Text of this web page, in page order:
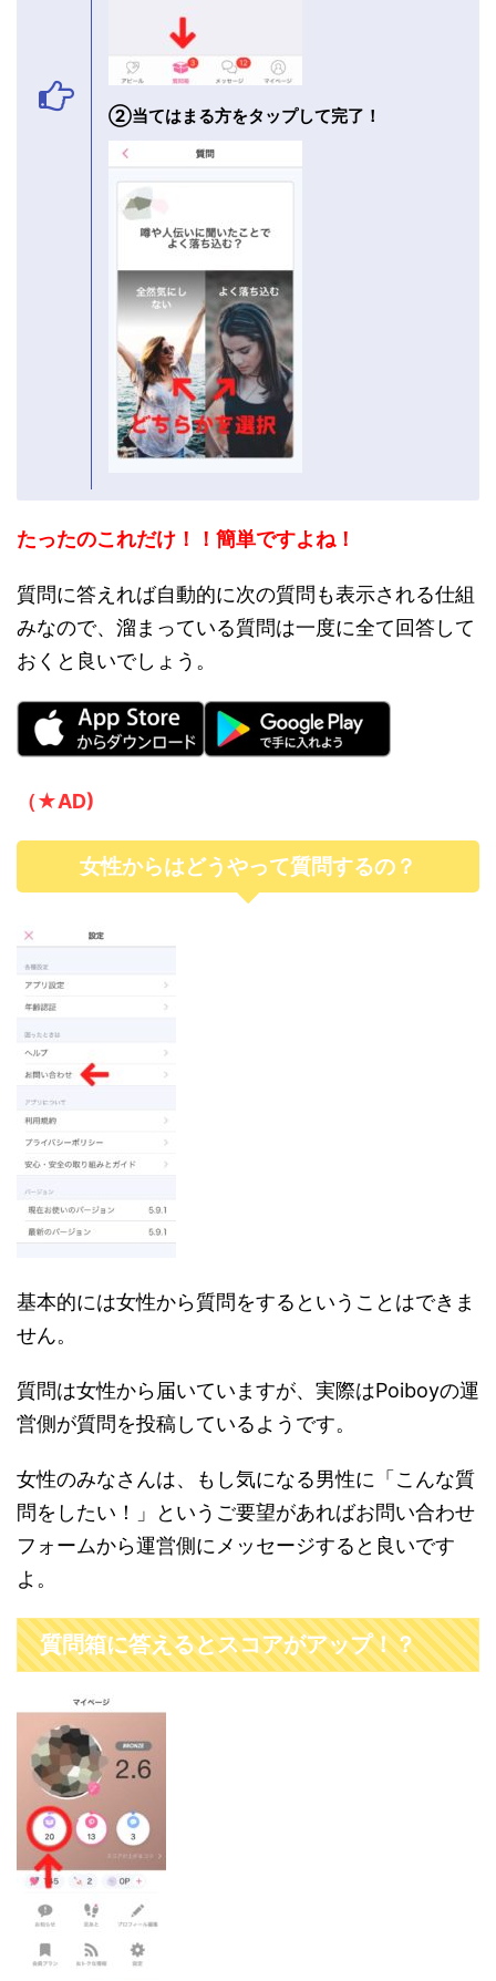
②当てはまる方をタップして完了！
たったのこれだけ！！簡単ですよね！
質問に答えれば自動的に次の質問も表示される仕組
みなので、溜まっている質問は一度に全て回答して
おくと良いでしょう。
（★AD)
女性からはどうやって質問するの？
基本的には女性から質問をするということはできま
せん。
質問は女性から届いていますが、実際はPoiboyの運
営側が質問を投稿しているようです。
女性のみなさんは、もし気になる男性に「こんな質
問をしたい！」というご要望があればお問い合わせ
フォームから運営側にメッセージすると良いです
よ。
質問箱に答えるとスコアがアップ！？